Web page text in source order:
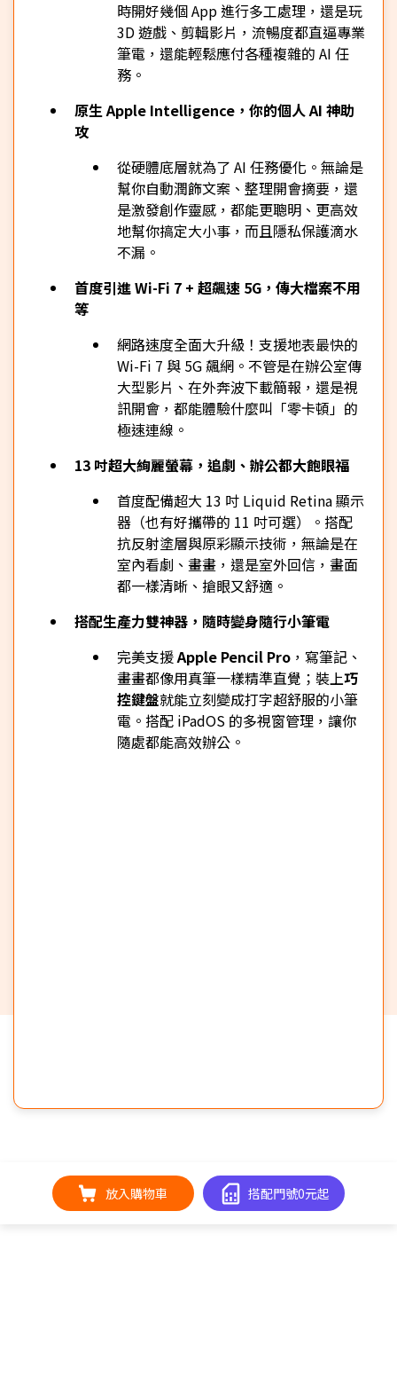
時開好幾個 App 進行多工處理，還是玩
3D 遊戲、剪輯影片，流暢度都直逼專業
筆電，還能輕鬆應付各種複雜的 AI 任
務。
原生 Apple Intelligence，你的個人 AI 神助
攻
從硬體底層就為了 AI 任務優化。無論是
幫你自動潤飾文案、整理開會摘要，還
是激發創作靈感，都能更聰明、更高效
地幫你搞定大小事，而且隱私保護滴水
不漏。
首度引進 Wi-Fi 7 + 超飆速 5G，傳大檔案不用
等
網路速度全面大升級！支援地表最快的
Wi-Fi 7 與 5G 飆網。不管是在辦公室傳
大型影片、在外奔波下載簡報，還是視
訊開會，都能體驗什麼叫「零卡頓」的
極速連線。
13 吋超大絢麗螢幕，追劇、辦公都大飽眼福
首度配備超大 13 吋 Liquid Retina 顯示
器（也有好攜帶的 11 吋可選）。搭配
抗反射塗層與原彩顯示技術，無論是在
室內看劇、畫畫，還是室外回信，畫面
都一樣清晰、搶眼又舒適。
搭配生產力雙神器，隨時變身隨行小筆電
完美支援Apple Pencil Pro ，寫筆記、
畫畫都像用真筆一樣精準直覺；裝上巧
控鍵盤就能立刻變成打字超舒服的小筆
電。搭配 iPadOS 的多視窗管理，讓你
隨處都能高效辦公。
放入購物車 搭配門號0元起